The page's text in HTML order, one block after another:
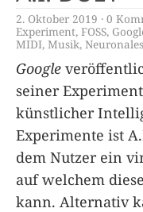
2. Oktober 2019 0
Experiment, FOSS,
MIDI, Musik,
Google
seiner
künstlicher
Experimente ist
dem Nutzer ein
auf welchem
kann. Alternativ